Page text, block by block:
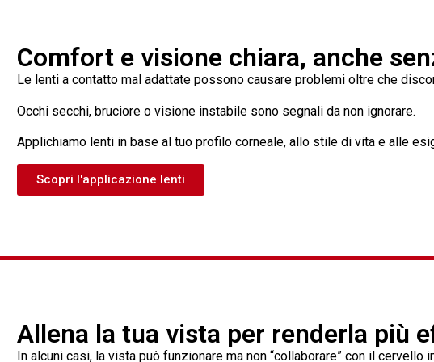
Comfort e visione chiara, anche
Le lenti a contatto mal adattate possono causare problemi oltre che
Occhi secchi, bruciore o visione instabile sono segnali da non ignorare.
Applichiamo lenti in base al tuo profilo corneale, allo stile di vita e alle
Scopri l'applicazione lenti
Allena la tua vista per renderla più
In alcuni casi, la vista può funzionare ma non “collaborare” con il cervello